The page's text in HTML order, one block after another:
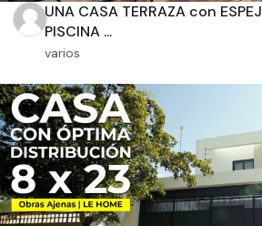
UNA CASA TERRAZA con
PISCINA ...
varios
m2 de terreno
Aplicar filtros